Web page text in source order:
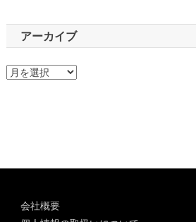
アーカイブ
ア
会社概要